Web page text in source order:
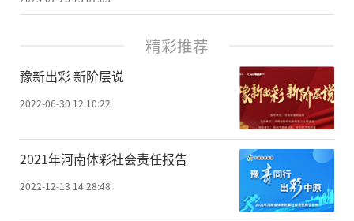
精彩推荐
豫新出彩 新阶层说
2022-06-30 12:10:22
2021年河南体彩社会责任报告
2022-12-13 14:28:48